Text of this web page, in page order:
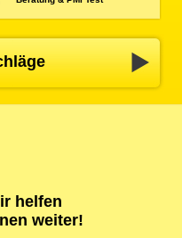
helfen
weiter!